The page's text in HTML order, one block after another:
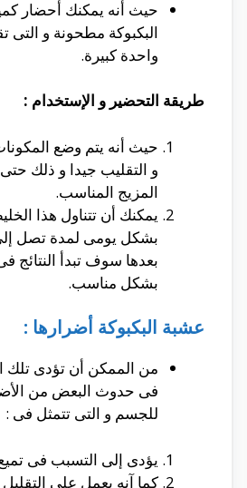
حيث أنه يمكنك أحضار
البكبوكة مطحونة و التى
واحدة كبيرة.
طريقة التحضير و الإستخدام :
حيث أنه يتم وضع
و التقليب جيدا و ذلك
المزيج المناسب.
يمكنك أن تتناول هذا
بعدها سوف تبدأ النتائج
بشكل مناسب.
عشبة البكبوكة أضرارها :
من الممكن أن تؤدى تلك
فى حدوث البعض من
للجسم و التى تتمثل فى :
يؤدى إلى التسبب فى
كما آنه يعمل على